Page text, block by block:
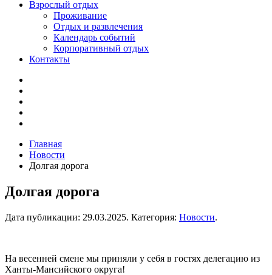
Взрослый отдых
Проживание
Отдых и развлечения
Календарь событий
Корпоративный отдых
Контакты
Главная
Новости
Долгая дорога
Долгая дорога
Дата публикации: 29.03.2025. Категория: Новости.
На весенней смене мы приняли у себя в гостях делегацию из
Ханты-Мансийского округа!